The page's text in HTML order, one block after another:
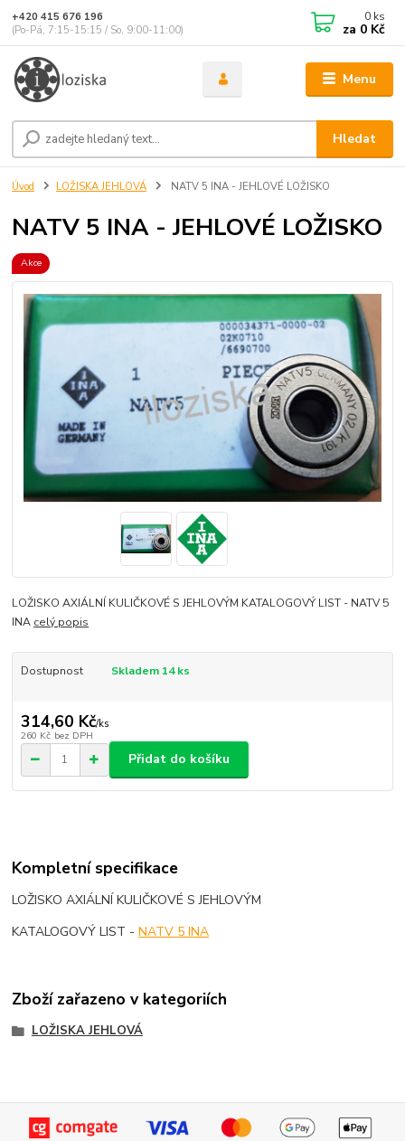
Menu
Hledat
+420 415 676 196
(Po-Pá, 7:15-15:15 / So, 9:00-11:00)
0 ks
za 0 Kč
Úvod LOŽISKA JEHLOVÁ NATV 5 INA - JEHLOVÉ LOŽISKO
NATV 5 INA - JEHLOVÉ LOŽISKO
Akce
LOŽISKO AXIÁLNÍ KULIČKOVÉ S JEHLOVÝM KATALOGOVÝ LIST - NATV 5
INA celý popis
Dostupnost Skladem 14 ks
314,60 Kč/ks
260 Kč bez DPH
Přidat do košíku
Kompletní specifikace
LOŽISKO AXIÁLNÍ KULIČKOVÉ S JEHLOVÝM
KATALOGOVÝ LIST -NATV 5 INA
Zboží zařazeno v kategoriích
LOŽISKA JEHLOVÁ